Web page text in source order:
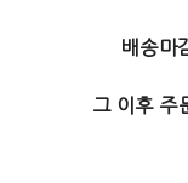
배송마
그 이후 주